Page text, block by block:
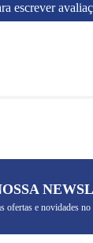
escrever
ofertas e novidades